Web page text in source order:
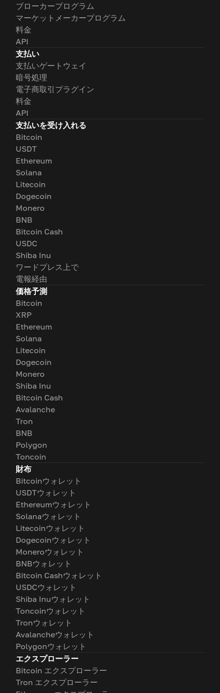
ブローカープログラム
マーケットメーカープログラム
料金
API
支払い
支払いゲートウェイ
暗号処理
電子商取引プラグイン
料金
API
支払いを受け入れる
Bitcoin
USDT
Ethereum
Solana
Litecoin
Dogecoin
Monero
BNB
Bitcoin Cash
USDC
Shiba Inu
ワードプレス上で
電報経由
価格予測
Bitcoin
XRP
Ethereum
Solana
Litecoin
Dogecoin
Monero
Shiba Inu
Bitcoin Cash
Avalanche
Tron
BNB
Polygon
Toncoin
財布
Bitcoinウォレット
USDTウォレット
Ethereumウォレット
Solanaウォレット
Litecoinウォレット
Dogecoinウォレット
Moneroウォレット
BNBウォレット
Bitcoin Cashウォレット
USDCウォレット
Shiba Inuウォレット
Toncoinウォレット
Tronウォレット
Avalancheウォレット
Polygonウォレット
エクスプローラー
Bitcoin エクスプローラー
Tron エクスプローラー